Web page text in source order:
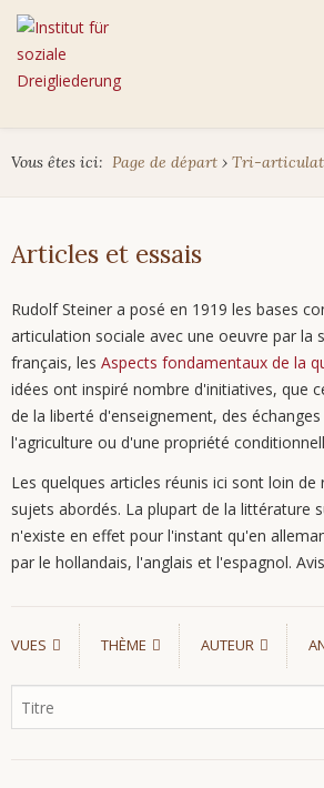
Vous êtes ici: Page de départ › Tri-
Articles et essais
Rudolf Steiner a posé en 1919 les bases
articulation sociale avec une oeuvre par la
français, les Aspects fondamentaux de la
idées ont inspiré nombre d'initiatives, que
de la liberté d'enseignement, des
l'agriculture ou d'une propriété
Les quelques articles réunis ici sont loin de
sujets abordés. La plupart de la littérature
n'existe en effet pour l'instant qu'en
par le hollandais, l'anglais et l'espagnol.
VUES THÈME AUTEUR